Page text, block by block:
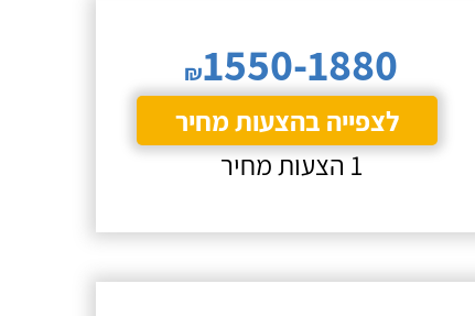
₪1550-1880
לצפייה בהצעות מחיר
1 הצעות מחיר